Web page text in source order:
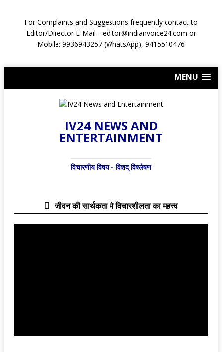
For Complaints and Suggestions frequently contact to
Editor/Director E-Mail-- editor@indianvoice24.com or
Mobile: 9936943257 (WhatsApp), 9415510476
MENU
IV24 NEWS AND
ENTERTAINMENT
विचारणीय विषय - विशद् विश्लेषण
जीवन की सार्थकता मे विचारशीलता का महत्त्व